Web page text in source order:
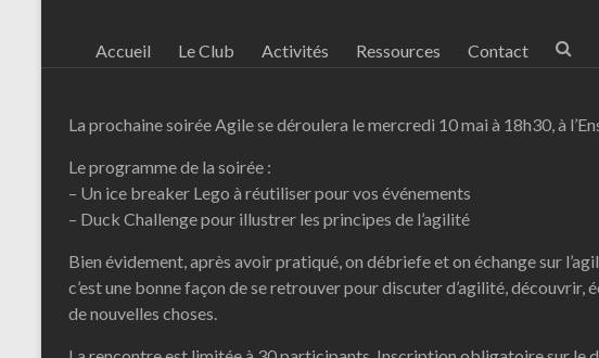
Accueil Le Club Activités Ressources Contact
La prochaine soirée Agile se déroulera le mercredi 10 mai à 18h30, à
Le programme de la soirée :
– Un ice breaker Lego à réutiliser pour vos événements
– Duck Challenge pour illustrer les principes de l’agilité
Bien évidement, après avoir pratiqué, on débriefe et on échange sur
c’est une bonne façon de se retrouver pour discuter d’agilité, découvrir,
de nouvelles choses.